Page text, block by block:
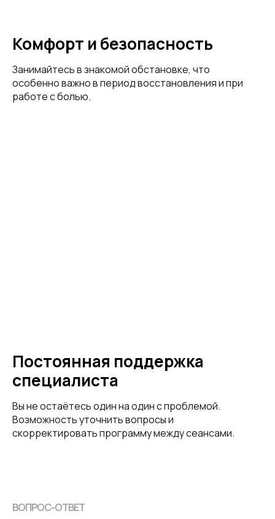
Комфорт и безопасность
Занимайтесь в знакомой обстановке, что
особенно важно в период восстановления и при
работе с болью.
Постоянная поддержка
специалиста
Вы не остаётесь один на один с проблемой.
Возможность уточнить вопросы и
скорректировать программу между сеансами.
ВОПРОС-ОТВЕТ